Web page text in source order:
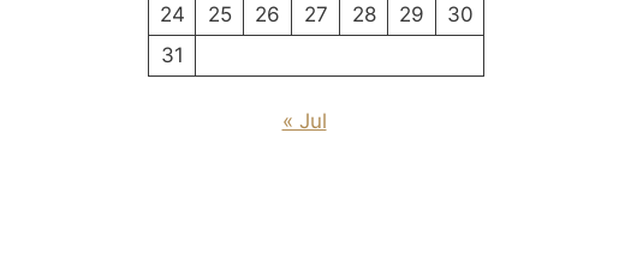
24
25 26 27 28 29
30
31
« Jul